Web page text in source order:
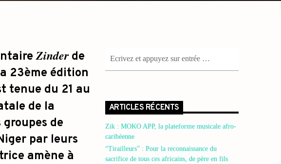
Zinderde
23ème édition
tenue du 21 au
de la
de
par leurs
amène à
ARTICLES RÉCENTS
Zik : MOKO APP, la plateforme musicale afro-
caribéenne
“Tirailleurs” : Pour la reconnaissance du
sacrifice de tous ces africains, de père en fils